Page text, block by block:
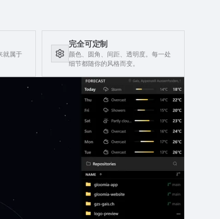
就属于
完全可定制
颜色、圆角、间距、透明度。每一处
细节都随你的风格而变。